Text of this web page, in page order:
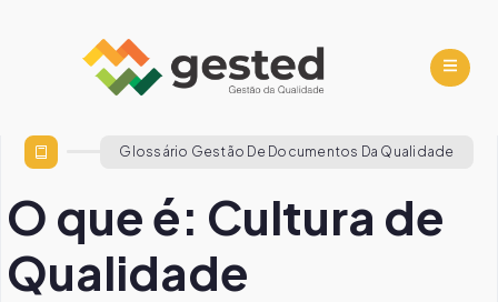
Glossário Gestão De Documentos Da Qualidade
O que é: Cultura de
Qualidade